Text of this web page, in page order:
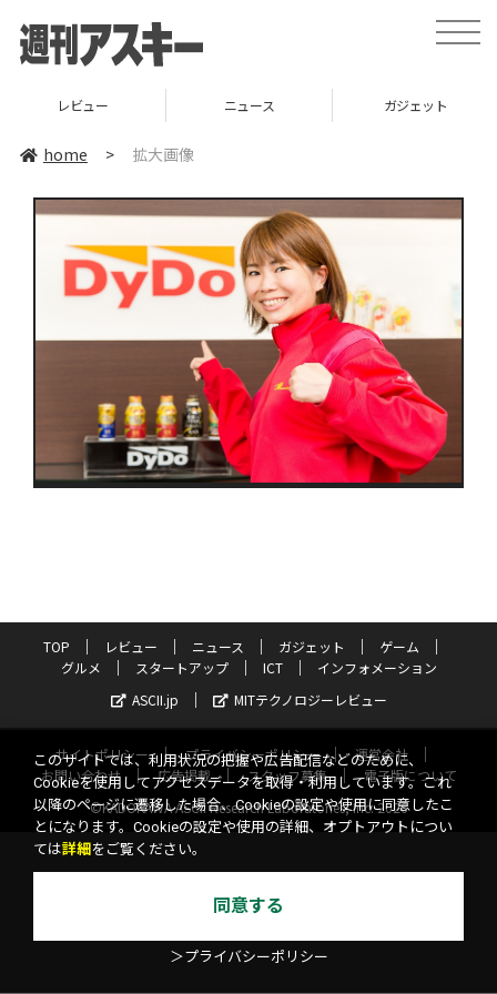
toggle
レビュー ニュース ガジェット
home > 拡大画像
TOP レビュー ニュース ガジェット
ゲーム
グルメ
スタートアップ ICT
インフォメーション
ASCII.jp
MITテクノロジーレビュー
サイトポリシー プライバシーポリシー
運営会社
お問い合わせ
広告掲載 スタッフ募集
電子版について
©KADOKAWA ASCII Research Laboratories, Inc. 2026
このサイトでは、利用状況の把握や広告配信などのために、
Cookieを使用してアクセスデータを取得・利用しています。これ
以降のページに遷移した場合、Cookieの設定や使用に同意したこ
とになります。Cookieの設定や使用の詳細、オプトアウトについ
ては詳細 をご覧ください。
同意する
＞プライバシーポリシー